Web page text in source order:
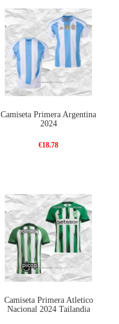
Camiseta Primera Argentina
2024
€18.78
Camiseta Primera Atletico
Nacional 2024 Tailandia